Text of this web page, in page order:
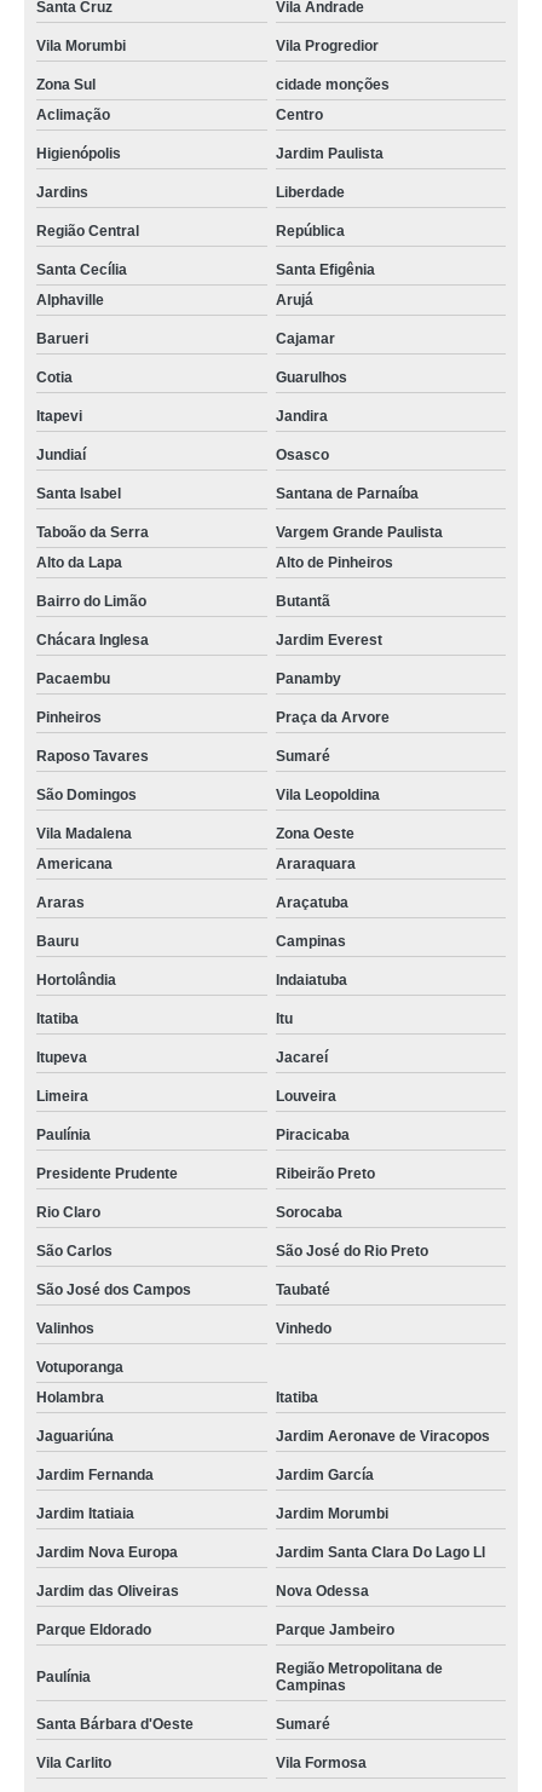
Santa Cruz Vila Andrade
Vila Morumbi Vila Progredior
Zona Sul
cidade monções
Aclimação
Centro
Higienópolis Jardim Paulista
Jardins Liberdade
Região Central República
Santa Cecília
Santa Efigênia
Alphaville
Arujá
Barueri Cajamar
Cotia Guarulhos
Itapevi Jandira
Jundiaí Osasco
Santa Isabel Santana de Parnaíba
Taboão da Serra
Vargem Grande Paulista
Alto da Lapa
Alto de Pinheiros
Bairro do Limão Butantã
Chácara Inglesa Jardim Everest
Pacaembu Panamby
Pinheiros Praça da Arvore
Raposo Tavares Sumaré
São Domingos Vila Leopoldina
Vila Madalena
Zona Oeste
Americana
Araraquara
Araras Araçatuba
Bauru Campinas
Hortolândia Indaiatuba
Itatiba Itu
Itupeva Jacareí
Limeira Louveira
Paulínia Piracicaba
Presidente Prudente Ribeirão Preto
Rio Claro Sorocaba
São Carlos São José do Rio Preto
São José dos Campos Taubaté
Valinhos Vinhedo
Votuporanga
Holambra
Itatiba
Jaguariúna Jardim Aeronave de Viracopos
Jardim Fernanda Jardim García
Jardim Itatiaia Jardim Morumbi
Jardim Nova Europa Jardim Santa Clara Do Lago Ll
Jardim das Oliveiras Nova Odessa
Parque Eldorado Parque Jambeiro
Paulínia
Região Metropolitana de
Campinas
Santa Bárbara d'Oeste Sumaré
Vila Carlito Vila Formosa